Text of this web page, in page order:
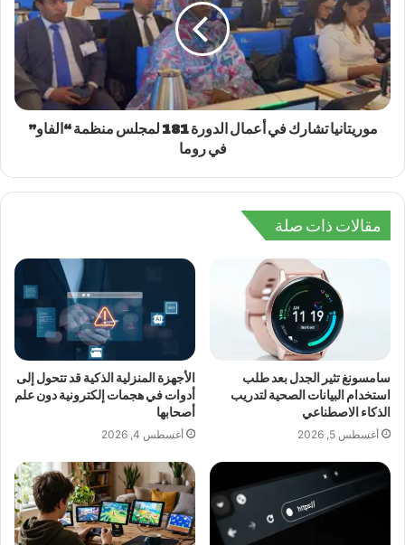
موريتانيا تشارك في أعمال الدورة 181 لمجلس منظمة “الفاو”
في روما
مقالات ذات صلة
سامسونغ تثير الجدل بعد طلب
استخدام البيانات الصحية لتدريب
الذكاء الاصطناعي
أغسطس 5, 2026
الأجهزة المنزلية الذكية قد تتحول إلى
أدوات في هجمات إلكترونية دون علم
أصحابها
أغسطس 4, 2026